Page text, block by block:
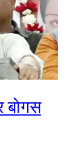
बोगस